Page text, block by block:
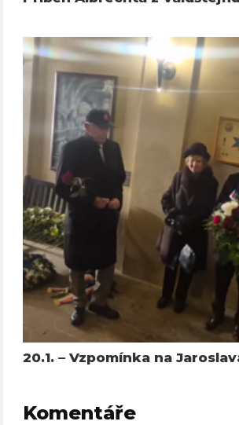
20.1. – Vzpomínka na
Komentáře